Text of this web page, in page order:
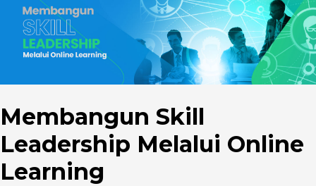
Membangun Skill
Leadership Melalui Online
Learning